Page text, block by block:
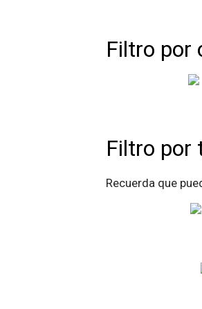
Filtro por
Filtro por
Recuerda que